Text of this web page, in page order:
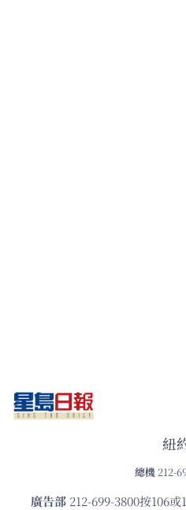
紐
總機 212-
廣告部212-699-3800按106或